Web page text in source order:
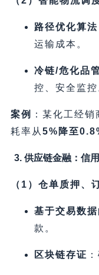
路径优化算法
运输成本。
冷链/危化品
控、安全监控
案例
：某化工经
耗率从 5%降至
3. 供应链金融：信
（1）仓单质押、
基于交易数
款。
区块链存证